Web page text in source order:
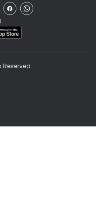
Reserved.